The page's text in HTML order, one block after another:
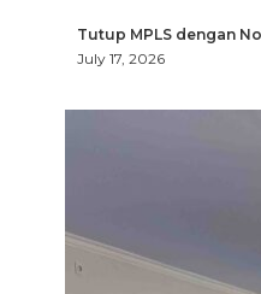
Tutup MPLS dengan
July 17, 2026